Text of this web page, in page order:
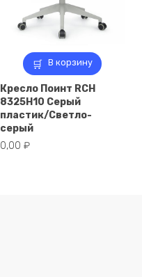
В корзину
Кресло Поинт RCH
8325H10 Серый
пластик/Светло-
серый
0,00 ₽